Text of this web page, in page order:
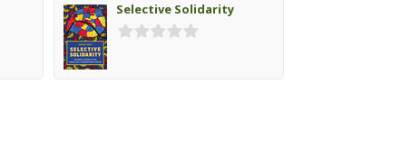
Selective Solidarity